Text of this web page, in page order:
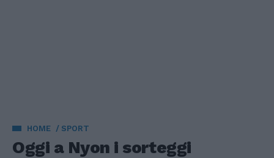
HOME SPORT
Oggi a Nyon i sorteggi